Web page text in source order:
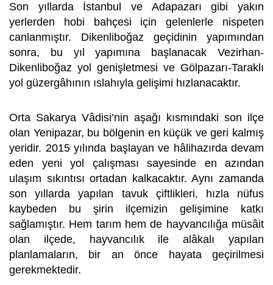
Son yıllarda İstanbul ve Adapazarı gibi yakın
yerlerden hobi bahçesi için gelenlerle nispeten
canlanmıştır. Dikenliboğaz geçidinin yapımından
sonra, bu yıl yapımına başlanacak Vezirhan-
Dikenliboğaz yol genişletmesi ve Gölpazarı-Taraklı
yol güzergâhının ıslahıyla gelişimi hızlanacaktır.
Orta Sakarya Vâdisi’nin aşağı kısmındaki son ilçe
olan Yenipazar, bu bölgenin en küçük ve geri kalmış
yeridir. 2015 yılında başlayan ve hâlihazırda devam
eden yeni yol çalışması sayesinde en azından
ulaşım sıkıntısı ortadan kalkacaktır. Aynı zamanda
son yıllarda yapılan tavuk çiftlikleri, hızla nüfus
kaybeden bu şirin ilçemizin gelişimine katkı
sağlamıştır. Hem tarım hem de hayvancılığa müsâit
olan ilçede, hayvancılık ile alâkalı yapılan
planlamaların, bir an önce hayata geçirilmesi
gerekmektedir.